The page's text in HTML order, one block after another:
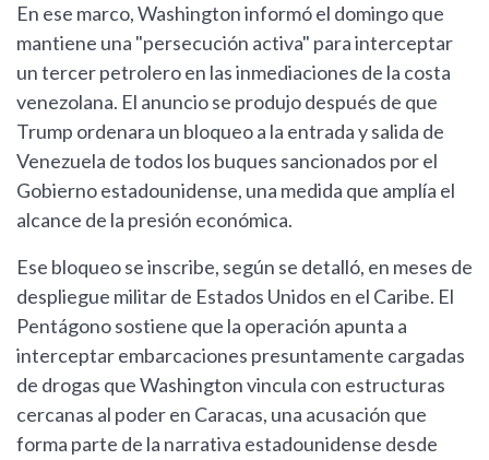
En ese marco, Washington informó el domingo que
mantiene una "persecución activa" para interceptar
un tercer petrolero en las inmediaciones de la costa
venezolana. El anuncio se produjo después de que
Trump ordenara un bloqueo a la entrada y salida de
Venezuela de todos los buques sancionados por el
Gobierno estadounidense, una medida que amplía el
alcance de la presión económica.
Ese bloqueo se inscribe, según se detalló, en meses de
despliegue militar de Estados Unidos en el Caribe. El
Pentágono sostiene que la operación apunta a
interceptar embarcaciones presuntamente cargadas
de drogas que Washington vincula con estructuras
cercanas al poder en Caracas, una acusación que
forma parte de la narrativa estadounidense desde